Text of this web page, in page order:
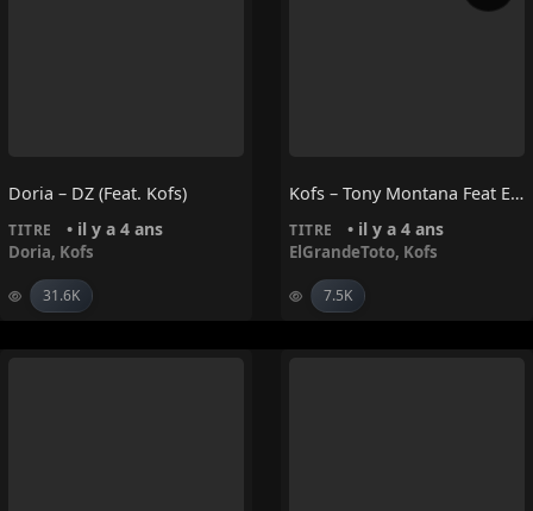
Doria – DZ (feat. Kofs)
TITRE • il y a 4 ans
Doria, Kofs
31.6K
Kofs – Tony Montana Feat ElGrandeToto
TITRE • il y a 4 ans
ElGrandeToto, Kofs
7.5K